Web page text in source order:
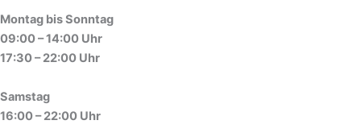
Montag bis Sonntag
09:00 – 14:00 Uhr
17:30 – 22:00 Uhr
Samstag
16:00 – 22:00 Uhr